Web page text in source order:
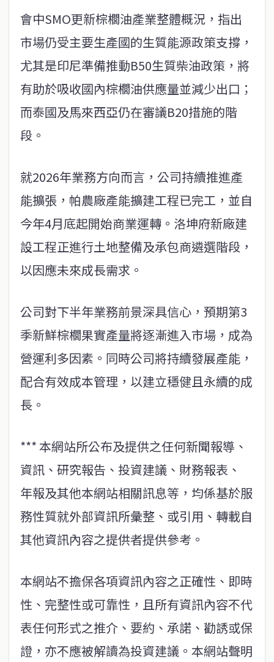
會中SMO更新棕櫚油產業整體概況，指出
市場仍受主要生產國的生質能源政策支撐，
尤其是印尼準備推動B50生質柴油政策，將
有助於吸收國內棕櫚油供應量並減少出口；
而泰國及馬來西亞仍在審議B20措施的階
段。
就2026年業務方向而言，公司持續推進產
能擴張，帕農廠產能擴建工程已完工，並自
今年4月底起開始商業運轉。洛坤府新廠建
設工程正進行土地整備及承包商遴選階段，
以因應未來成長需求。
公司對下半年業務前景深具信心，預期第3
季新鮮棕櫚果實產量將逐漸進入市場，成為
營運利多因素。同時公司將持續發展產能，
配合有效成本管理，以建立穩健且永續的成
長。
*** 本網站所公布及提供之任何新聞報導、
資訊、研究報告、投資建議、財務報表、
年報及其他本網站相關訊息等，均係基於服
務性質就外部資訊所彙整、或引用、轉載自
其他資訊內容之提供者提供參考。
本網站不擔保各項資訊內容之正確性、即時
性、完整性或可靠性，且所有資訊內容不代
表任何形式之推介、要約、承諾、勸誘或保
證，亦不應被解讀為投資建議。本網站聲明